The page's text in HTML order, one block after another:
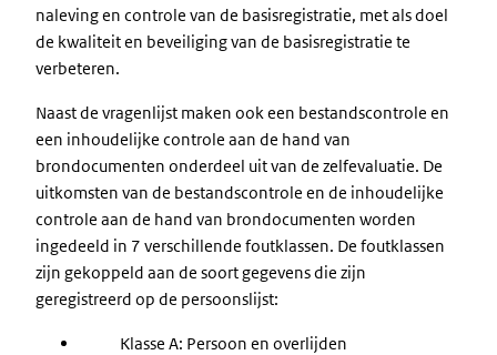
naleving en controle van de basisregistratie, met als doel
de kwaliteit en beveiliging van de basisregistratie te
verbeteren.
Naast de vragenlijst maken ook een bestandscontrole en
een inhoudelijke controle aan de hand van
brondocumenten onderdeel uit van de zelfevaluatie. De
uitkomsten van de bestandscontrole en de inhoudelijke
controle aan de hand van brondocumenten worden
ingedeeld in 7 verschillende foutklassen. De foutklassen
zijn gekoppeld aan de soort gegevens die zijn
geregistreerd op de persoonslijst:
Klasse A: Persoon en overlijden